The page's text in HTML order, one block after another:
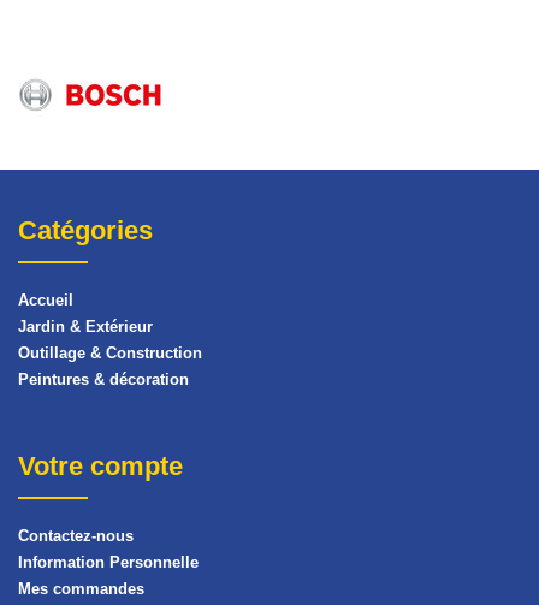
Catégories
Accueil
Jardin & Extérieur
Outillage & Construction
Peintures & décoration
Votre compte
Contactez-nous
Information Personnelle
Mes commandes